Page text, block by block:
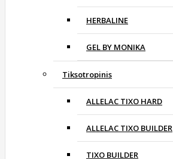
HERBALINE
GEL BY MONIKA
Tiksotropinis
ALLELAC TIXO HARD
ALLELAC TIXO BUILDER
TIXO BUILDER